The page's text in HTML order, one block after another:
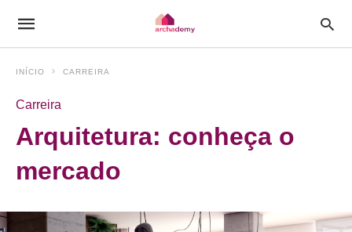
INÍCIO CARREIRA
Carreira
Arquitetura: conheça o
mercado